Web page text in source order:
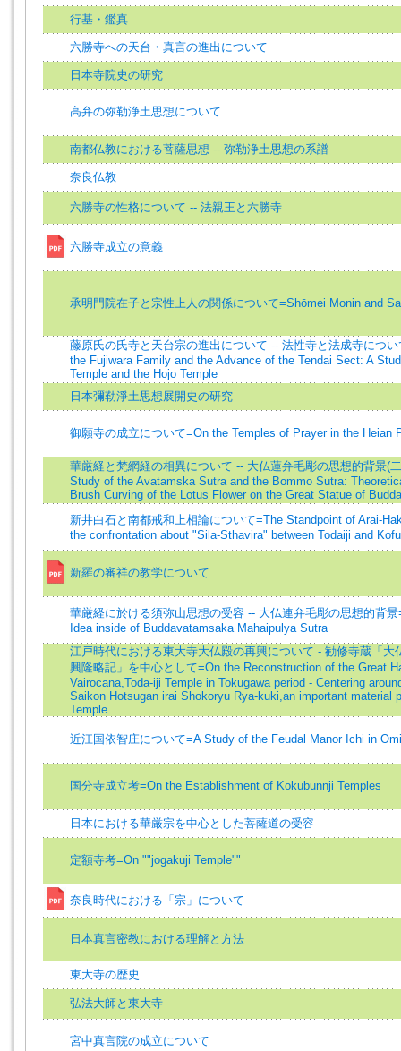
行基・鑑真
六勝寺への天台・真言の進出について
日本寺院史の研究
高弁の弥勒浄土思想について
南都仏教における菩薩思想 -- 弥勒浄土思想の系譜
奈良仏教
六勝寺の性格について -- 法親王と六勝寺
六勝寺成立の意義
承明門院在子と宗性上人の関係について=Shōmei Monin and
藤原氏の氏寺と天台宗の進出について -- 法性寺と法成寺につ
the Fujiwara Family and the Advance of the Tendai Sect: A
Temple and the Hojo Temple
日本彌勒淨土思想展開史の研究
御願寺の成立について=On the Temples of Prayer in the Heian
華厳経と梵網経の相異について -- 大仏蓮弁毛彫の思想的背景(
Study of the Avatamska Sutra and the Bommo Sutra:
Brush Curving of the Lotus Flower on the Great Statue of
新井白石と南都戒和上相論について=The Standpoint of Arai-
the confrontation about "Sila-Sthavira" between Todaiji and
新羅の審祥の教学について
華厳経に於ける須弥山思想の受容 -- 大仏連弁毛彫の思想的背
Idea inside of Buddavatamsaka Mahaipulya Sutra
江戸時代における東大寺大仏殿の再興について - 勧修寺蔵「大
興隆略記」を中心として=On the Reconstruction of the Great
Vairocana,Toda-iji Temple in Tokugawa period - Centering
Saikon Hotsugan irai Shokoryu Rya-kuki,an important material
Temple
近江国依智庄について=A Study of the Feudal Manor Ichi in
国分寺成立考=On the Establishment of Kokubunnji Temples
日本における華厳宗を中心とした菩薩道の受容
定額寺考=On ""jogakuji Temple""
奈良時代における「宗」について
日本真言密教における理解と方法
東大寺の歴史
弘法大師と東大寺
宮中真言院の成立について